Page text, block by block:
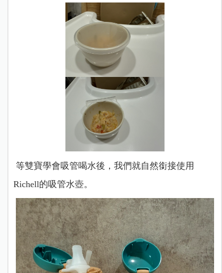
等雙寶學會吸管喝水後，我們就自然銜接使用
Richell的吸管水壺。